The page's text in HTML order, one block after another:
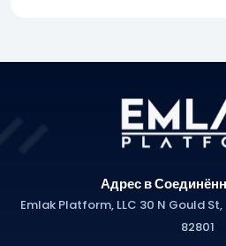
Адрес в
Emlak Platform, LLC 30 N Gould
82801